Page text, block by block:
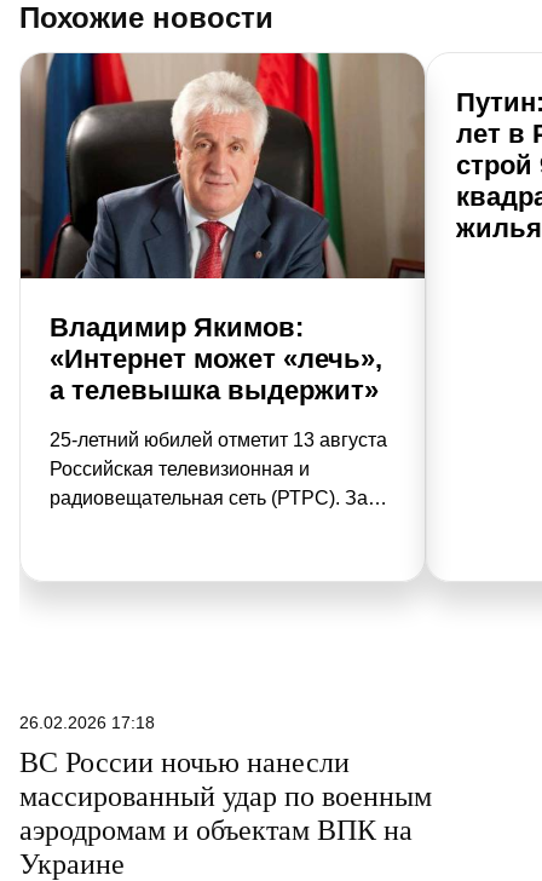
Похожие новости
Владимир Якимов:
«Интернет может «лечь»,
а телевышка выдержит»
25-летний юбилей отметит 13 августа
Российская телевизионная и
радиовещательная сеть (РТРС). За
цифровых систем связи, охвативших
директор филиала РТРС в
Татарстане Владимир Якимов.
лет в
строй
жилья
26.02.2026 17:18
ВС России ночью нанесли
массированный удар по военным
аэродромам и объектам ВПК на
Украине